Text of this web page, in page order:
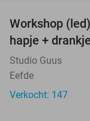
Workshop
hapje +
Studio Guus
Eefde
Verkocht: 147